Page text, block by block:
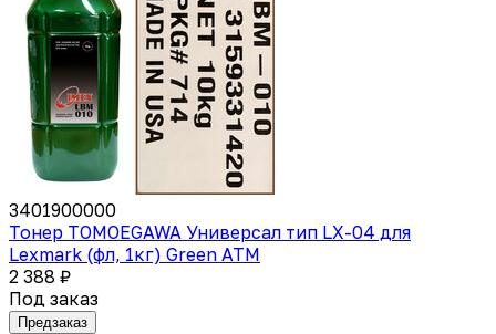
3401900000
Тонер TOMOEGAWA Универсал тип LX-04 для
Lexmark (фл, 1кг) Green ATM
2 388 ₽
Под заказ
Предзаказ